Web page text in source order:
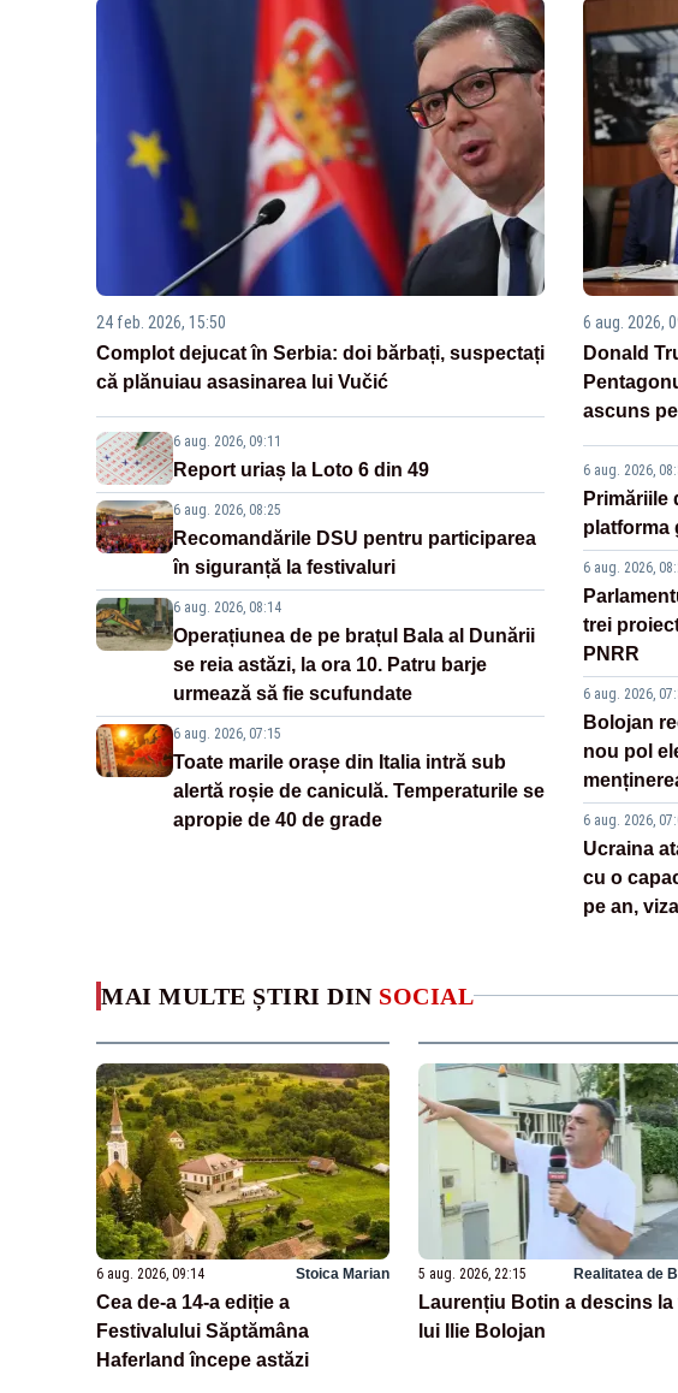
24 feb. 2026, 15:50
Complot dejucat în Serbia: doi bărbați, suspectați
că plănuiau asasinarea lui Vučić
6 aug. 2026, 09:11
Report uriaș la Loto 6 din 49
6 aug. 2026, 08:25
Recomandările DSU pentru participarea
în siguranță la festivaluri
6 aug. 2026, 08:14
Operațiunea de pe brațul Bala al Dunării
se reia astăzi, la ora 10. Patru barje
urmează să fie scufundate
6 aug. 2026, 07:15
Toate marile orașe din Italia intră sub
alertă roșie de caniculă. Temperaturile se
apropie de 40 de grade
6 aug. 2026,
Donald
ascuns
6 aug. 2026,
Primăriile
platforma
6 aug. 2026,
trei
PNRR
6 aug. 2026,
Bolojan
nou pol
6 aug. 2026,
Ucraina
cu o
pe an,
MAI MULTE ȘTIRI DIN SOCIAL
6 aug. 2026, 09:14 Stoica Marian
Cea de-a 14-a ediție a
Festivalului Săptămâna
Haferland începe astăzi
5 aug. 2026, 22:15 Realitatea de
Laurențiu Botin a descins la
lui Ilie Bolojan